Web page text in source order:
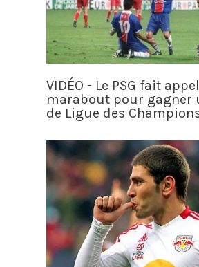
VIDÉO - Le PSG fait
marabout pour gagner
de Ligue des